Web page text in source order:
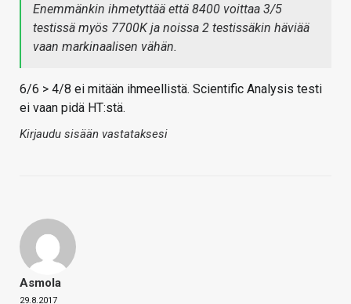
Enemmänkin ihmetyttää että 8400 voittaa 3/5
testissä myös 7700K ja noissa 2 testissäkin häviää
vaan markinaalisen vähän.
6/6 > 4/8 ei mitään ihmeellistä. Scientific Analysis testi
ei vaan pidä HT:stä.
Kirjaudu sisään vastataksesi
Asmola
29.8.2017